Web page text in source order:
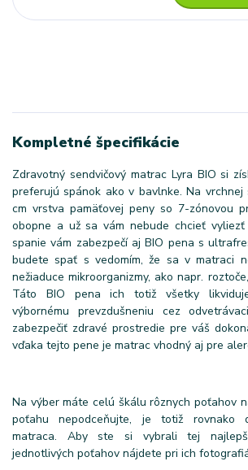
Kompletné špecifikácie
Zdravotný sendvičový matrac Lyra BIO si
preferujú spánok ako v bavlnke. Na
cm vrstva pamäťovej peny so 7-zónovou
obopne a už sa vám nebude chcieť vyliezť
spanie vám zabezpečí aj BIO pena s
budete spať s vedomím, že sa v matraci
nežiaduce mikroorganizmy, ako napr.
Táto BIO pena ich totiž všetky
výbornému prevzdušneniu cez
zabezpečiť zdravé prostredie pre váš
vďaka tejto pene je matrac vhodný aj pre
Na výber máte celú škálu rôznych poťahov
poťahu nepodceňujte, je totiž rovnako
matraca. Aby ste si vybrali tej
jednotlivých poťahov nájdete pri ich